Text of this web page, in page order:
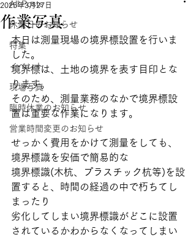
All Posts
休業日のお知らせ
特集
イベント
現場写真
臨時休業のお知らせ
営業時間変更のお知らせ
作業写真
2025年3月27日
本日は測量現場の境界標設置を行いま
した。
境界標は、土地の境界を表す目印とな
ります。
そのため、測量業務のなかで境界標設
置は重要な作業になります。
せっかく費用をかけて測量をしても、
境界標識を安価で簡易的な
境界標識(木杭、プラスチック杭等)を設
置すると、時間の経過の中で朽ちてし
まったり
劣化してしまい境界標識がどこに設置
されているかわからなくなってしまい